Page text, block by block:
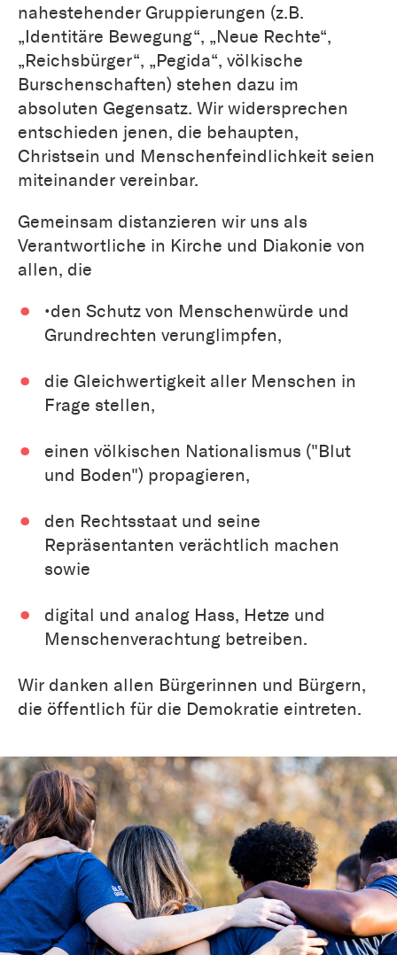
nahestehender Gruppierungen (z.B.
„Identitäre Bewegung“, „Neue Rechte“,
„Reichsbürger“, „Pegida“, völkische
Burschenschaften) stehen dazu im
absoluten Gegensatz. Wir widersprechen
entschieden jenen, die behaupten,
Christsein und Menschenfeindlichkeit seien
miteinander vereinbar.
Gemeinsam distanzieren wir uns als
Verantwortliche in Kirche und Diakonie von
allen, die
•den Schutz von Menschenwürde und
Grundrechten verunglimpfen,
die Gleichwertigkeit aller Menschen in
Frage stellen,
einen völkischen Nationalismus ("Blut
und Boden") propagieren,
den Rechtsstaat und seine
Repräsentanten verächtlich machen
sowie
digital und analog Hass, Hetze und
Menschenverachtung betreiben.
Wir danken allen Bürgerinnen und Bürgern,
die öffentlich für die Demokratie eintreten.